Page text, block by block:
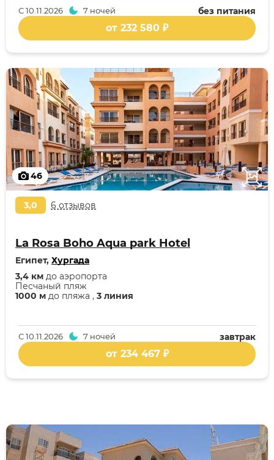
без питания
С10.11.2026 7 ночей
от 232 580 ₽
46
3,0 6 отзывов
La Rosa Boho Aqua park Hotel
Египет, Хургада
1000 м до пляжа , 3 линия
Песчаный пляж
3,4 км до аэропорта
завтрак
С10.11.2026 7 ночей
от 234 467 ₽